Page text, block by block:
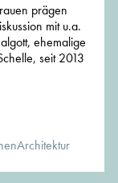
prägen
mit u.a.
ehemalige
seit 2013